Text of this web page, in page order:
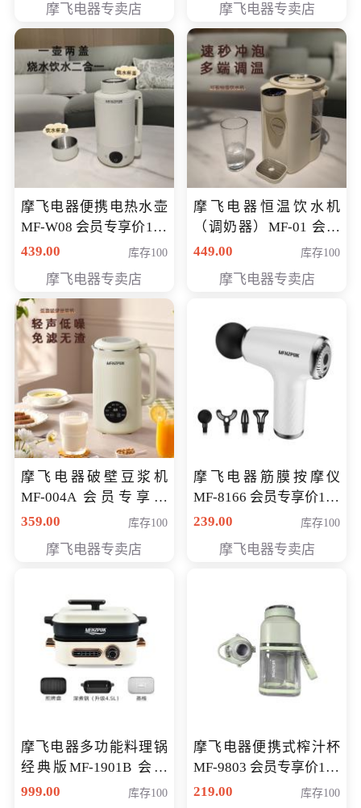
摩飞电器专卖店 摩飞电器专卖店
摩飞电器便携电热水壶
MF-W08 会员专享价198
元
439.00 库存100
摩飞电器专卖店
摩飞电器恒温饮水机
（调奶器）MF-01 会员
专享价366元
449.00 库存100
摩飞电器专卖店
摩飞电器破壁豆浆机
MF-004A 会员专享价
168元
359.00 库存100
摩飞电器专卖店
摩飞电器筋膜按摩仪
MF-8166 会员专享价168
元
239.00 库存100
摩飞电器专卖店
摩飞电器多功能料理锅
经典版MF-1901B 会员
专享价399元
999.00 库存100
摩飞电器便携式榨汁杯
MF-9803 会员专享价138
元
219.00 库存100